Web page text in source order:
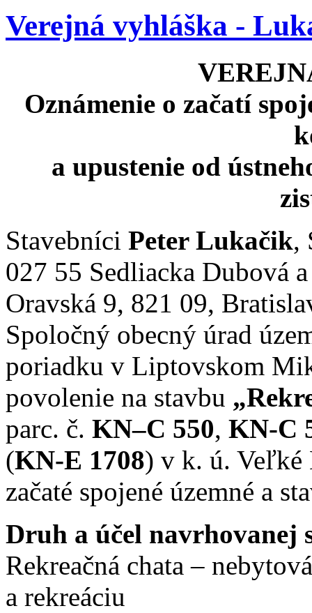
Verejná vyhláška -
Oznámenie o začatí
a upustenie od
Stavebníci Peter Lukačik,
027 55 Sedliacka Dubová
Oravská 9, 821 09,
Spoločný obecný úrad
poriadku v Liptovskom
povolenie na stavbu
parc. č. KN–C 550, KN-C
(KN-E 1708) v k. ú. Veľké
začaté spojené územné a
Druh a účel navrhovanej
Rekreačná chata –
a rekreáciu